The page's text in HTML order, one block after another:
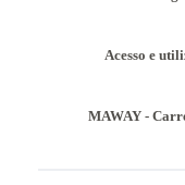
Acesso e
MAWAY -